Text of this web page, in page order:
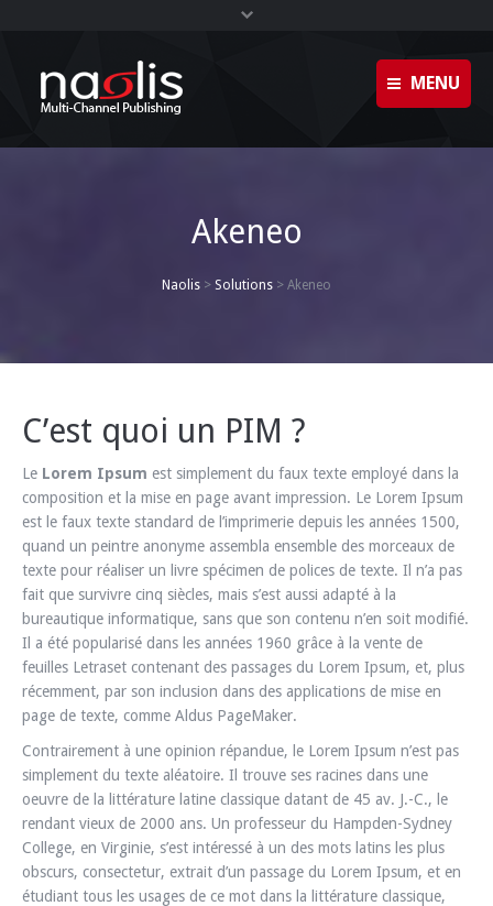
MENU
Formations
Clients
News
Glossaire
Akeneo
Naolis > Solutions > Akeneo
C’est quoi un PIM ?
Le Lorem Ipsum est simplement du faux texte employé dans la
composition et la mise en page avant impression. Le Lorem Ipsum
est le faux texte standard de l’imprimerie depuis les années 1500,
quand un peintre anonyme assembla ensemble des morceaux de
texte pour réaliser un livre spécimen de polices de texte. Il n’a pas
fait que survivre cinq siècles, mais s’est aussi adapté à la
bureautique informatique, sans que son contenu n’en soit modifié.
Il a été popularisé dans les années 1960 grâce à la vente de
feuilles Letraset contenant des passages du Lorem Ipsum, et, plus
récemment, par son inclusion dans des applications de mise en
page de texte, comme Aldus PageMaker.
Contrairement à une opinion répandue, le Lorem Ipsum n’est pas
simplement du texte aléatoire. Il trouve ses racines dans une
oeuvre de la littérature latine classique datant de 45 av. J.-C., le
rendant vieux de 2000 ans. Un professeur du Hampden-Sydney
College, en Virginie, s’est intéressé à un des mots latins les plus
obscurs, consectetur, extrait d’un passage du Lorem Ipsum, et en
étudiant tous les usages de ce mot dans la littérature classique,